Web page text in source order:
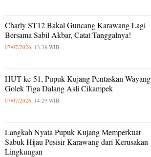
Charly ST12 Bakal Guncang Karawang Lagi
Bersama Sabil Akbar, Catat Tanggalnya!
07/07/2026, 13:38 WIB
HUT ke-51, Pupuk Kujang Pentaskan Wayang
Golek Tiga Dalang Asli Cikampek
07/07/2026, 14:29 WIB
Langkah Nyata Pupuk Kujang Memperkuat
Sabuk Hijau Pesisir Karawang dari Kerusakan
Lingkungan